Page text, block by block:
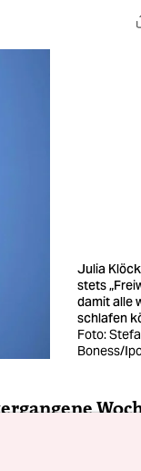
Julia
stets
damit alle
schlafen
Foto:
Boness/